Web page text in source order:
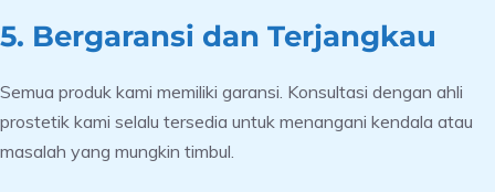
5. Bergaransi dan Terjangkau
Semua produk kami memiliki garansi. Konsultasi dengan ahli
prostetik kami selalu tersedia untuk menangani kendala atau
masalah yang mungkin timbul.